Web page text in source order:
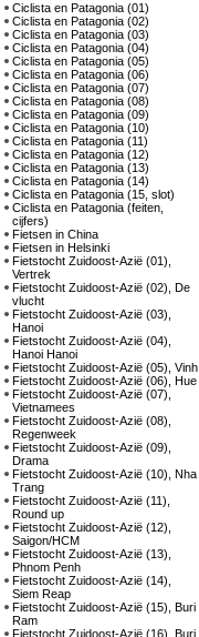
Ciclista en Patagonia (01)
Ciclista en Patagonia (02)
Ciclista en Patagonia (03)
Ciclista en Patagonia (04)
Ciclista en Patagonia (05)
Ciclista en Patagonia (06)
Ciclista en Patagonia (07)
Ciclista en Patagonia (08)
Ciclista en Patagonia (09)
Ciclista en Patagonia (10)
Ciclista en Patagonia (11)
Ciclista en Patagonia (12)
Ciclista en Patagonia (13)
Ciclista en Patagonia (14)
Ciclista en Patagonia (15, slot)
Ciclista en Patagonia (feiten,
cijfers)
Fietsen in China
Fietsen in Helsinki
Fietstocht Zuidoost-Azië (01),
Vertrek
Fietstocht Zuidoost-Azië (02), De
vlucht
Fietstocht Zuidoost-Azië (03),
Hanoi
Fietstocht Zuidoost-Azië (04),
Hanoi Hanoi
Fietstocht Zuidoost-Azië (05), Vinh
Fietstocht Zuidoost-Azië (06), Hue
Fietstocht Zuidoost-Azië (07),
Vietnamees
Fietstocht Zuidoost-Azië (08),
Regenweek
Fietstocht Zuidoost-Azië (09),
Drama
Fietstocht Zuidoost-Azië (10), Nha
Trang
Fietstocht Zuidoost-Azië (11),
Round up
Fietstocht Zuidoost-Azië (12),
Saigon/HCM
Fietstocht Zuidoost-Azië (13),
Phnom Penh
Fietstocht Zuidoost-Azië (14),
Siem Reap
Fietstocht Zuidoost-Azië (15), Buri
Ram
Fietstocht Zuidoost-Azië (16), Buri